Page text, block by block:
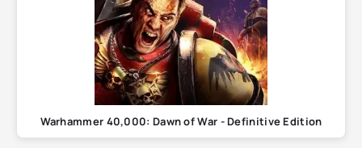
Warhammer 40,000: Dawn of War - Definitive Edition